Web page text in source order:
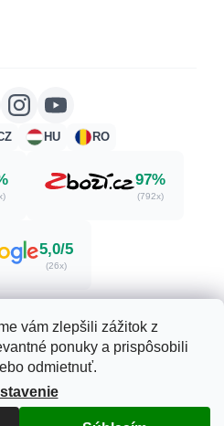
vám zlepšili zážitok z
ponuky a prispôsobili
odmietnuť.
HU RO
97%
(792x)
5,0/5
(26x)
Shoptet
. Všetky práva vyhradené.